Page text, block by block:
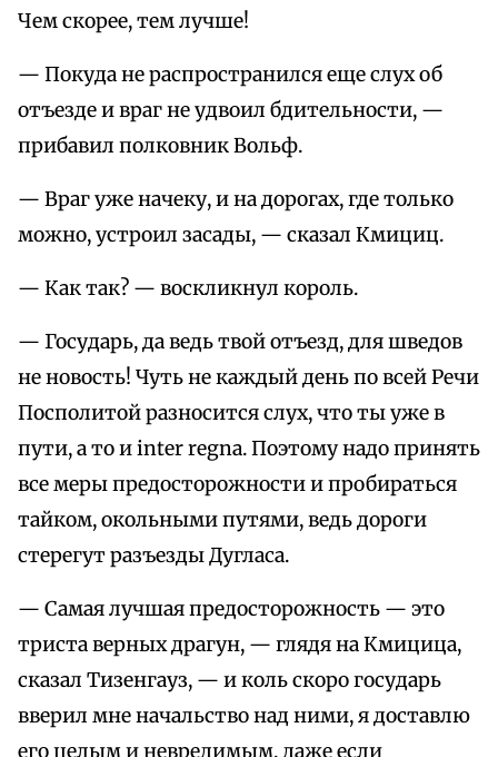
Чем скорее, тем лучше!
— Покуда не распространился еще слух об
отъезде и враг не удвоил бдительности, —
прибавил полковник Вольф.
— Враг уже начеку, и на дорогах, где только
можно, устроил засады, — сказал Кмициц.
— Как так? — воскликнул король.
— Государь, да ведь твой отъезд, для шведов
не новость! Чуть не каждый день по всей Речи
Посполитой разносится слух, что ты уже в
пути, а то и inter regna. Поэтому надо принять
все меры предосторожности и пробираться
тайком, окольными путями, ведь дороги
стерегут разъезды Дугласа.
— Самая лучшая предосторожность — это
триста верных драгун, — глядя на Кмицица,
сказал Тизенгауз, — и коль скоро государь
вверил мне начальство над ними, я доставлю
его целым и невредимым, даже если